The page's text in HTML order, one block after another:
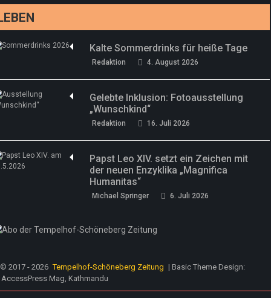
Kalte Sommerdrinks für heiße Tage
Redaktion 4. August 2026
Gelebte Inklusion: Fotoausstellung
„Wunschkind“
Redaktion 16. Juli 2026
Papst Leo XIV. setzt ein Zeichen mit
der neuen Enzyklika „Magnifica
Humanitas“
Michael Springer 6. Juli 2026
© 2017 - 2026 Tempelhof-Schöneberg Zeitung | Basic Theme Design:
AccessPress Mag, Kathmandu